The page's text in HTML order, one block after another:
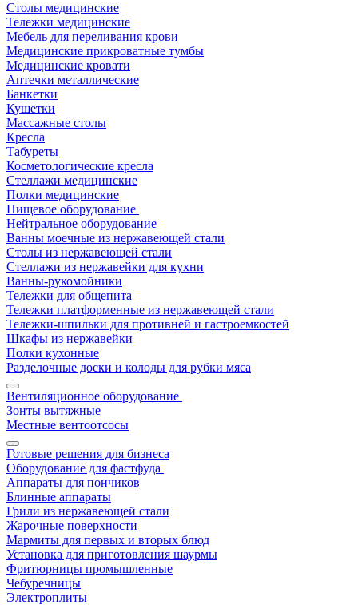
Столы медицинские
Тележки медицинские
Мебель для переливания крови
Медицинские прикроватные тумбы
Медицинские кровати
Аптечки металлические
Банкетки
Кушетки
Массажные столы
Кресла
Табуреты
Косметологические кресла
Стеллажи медицинские
Полки медицинские
Пищевое оборудование
Нейтральное оборудование
Ванны моечные из нержавеющей стали
Столы из нержавеющей стали
Стеллажи из нержавейки для кухни
Ванны-рукомойники
Тележки для общепита
Тележки платформенные из нержавеющей стали
Тележки-шпильки для противней и гастроемкостей
Шкафы из нержавейки
Полки кухонные
Разделочные доски и колоды для рубки мяса
Вентиляционное оборудование
Зонты вытяжные
Местные вентоотсосы
Готовые решения для бизнеса
Оборудование для фастфуда
Аппараты для пончиков
Блинные аппараты
Грили из нержавеющей стали
Жарочные поверхности
Мармиты для первых и вторых блюд
Установка для приготовления шаурмы
Фритюрницы промышленные
Чебуречницы
Электроплиты